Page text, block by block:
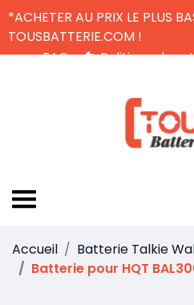
*ACHETER AU PRIX LE PLUS
TOUSBATTERIE.COM !
FAQ
Politique de
Accueil Batterie Talkie
Batterie pour HQT